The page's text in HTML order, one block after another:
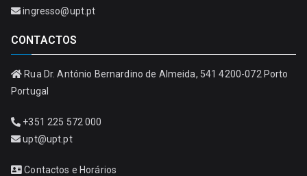
ingresso@upt.pt
CONTACTOS
Rua Dr. António Bernardino de Almeida, 541 4200-072 Porto
Portugal
+351 225 572 000
upt@upt.pt
Contactos e Horários